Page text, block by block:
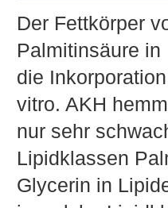
Der Fettkörper
Palmitinsäure
die
vitro. AKH
nur sehr
Lipidklassen
Glycerin in